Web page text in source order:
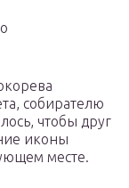
собирателю
чтобы друг
иконы
месте.